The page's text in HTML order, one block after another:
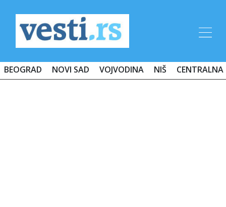
BEOGRAD NOVI SAD VOJVODINA NIŠ CENTRALNA